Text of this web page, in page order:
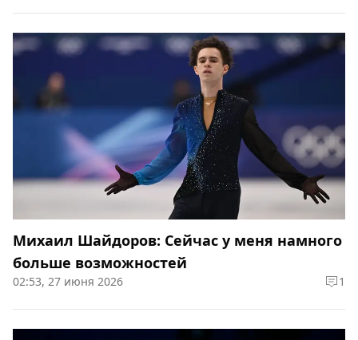
Михаил Шайдоров: Сейчас у меня намного
больше возможностей
02:53, 27 июня 2026 1